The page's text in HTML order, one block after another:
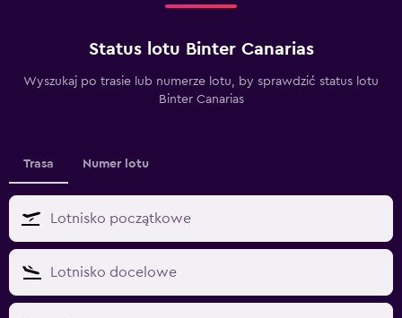
Status lotu Binter Canarias
Wyszukaj po trasie lub numerze lotu, by sprawdzić status lotu
Binter Canarias
Trasa Numer lotu